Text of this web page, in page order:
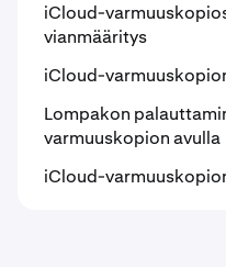
iCloud-
vianmääritys
iCloud-
Lompakon
varmuuskopion avulla
iCloud-